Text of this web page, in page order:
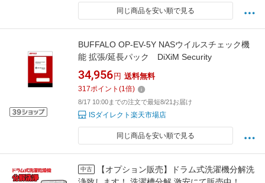
同じ商品を安い順で見る
BUFFALO OP-EV-5Y NASウイルスチェック機
能 拡張/延長パック DiXiM Security
34,956 円 送料無料
317ポイント (1倍)
8/17 10:00までの注文で最短8/21お届け
ISダイレクト楽天市場店
同じ商品を安い順で見る
中古
【オプション販売】ドラム式洗濯機分解洗